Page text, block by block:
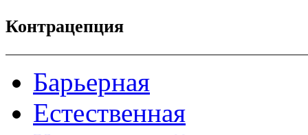
Контрацепция
Барьерная
Естественная